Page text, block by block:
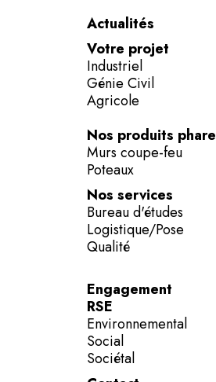
Actualités
Votre projet
Industriel
Génie Civil
Agricole
Nos produits phare
Murs coupe-feu
Poteaux
Nos services
Bureau d'études
Logistique/Pose
Qualité
Engagement
RSE
Environnemental
Social
Sociétal